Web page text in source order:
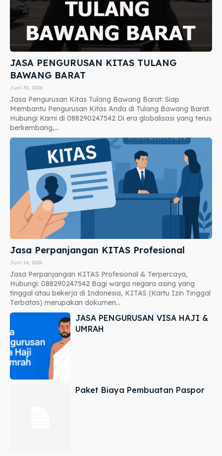
JASA PENGURUSAN KITAS TULANG
BAWANG BARAT
Juni 30, 2026
Jasa Pengurusan Kitas Tulang Bawang Barat: Siap
Membantu Pengurusan Kitas Anda di Tulang Bawang Barat.
Hubungi Kami di 088290247542 Di era globalisasi yang terus
berkembang,...
Jasa Perpanjangan KITAS Profesional
Juni 16, 2025
Jasa Perpanjangan KITAS Profesional & Terpercaya,
Hubungi: 088290247542 Bagi warga negara asing yang
tinggal atau bekerja di Indonesia, KITAS (Kartu Izin Tinggal
Terbatas) merupakan dokumen...
JASA PENGURUSAN VISA HAJI &
UMRAH
Paket Biaya Pembuatan Paspor